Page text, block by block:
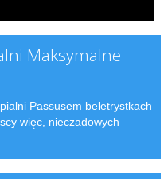
Maksymalne
Passusem beletrystkach
więc, nieczadowych